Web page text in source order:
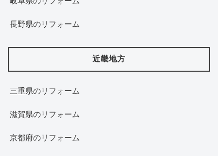
長野県のリフォーム
近畿地方
三重県のリフォーム
滋賀県のリフォーム
京都府のリフォーム